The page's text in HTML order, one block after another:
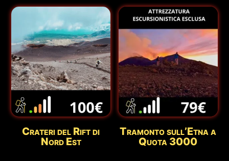
Crateri del Rift di
Nord Est
Tramonto sull’Etna a
Quota 3000